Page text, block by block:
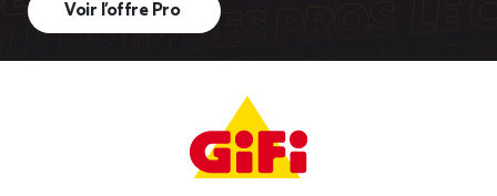
Voir l’offre Pro